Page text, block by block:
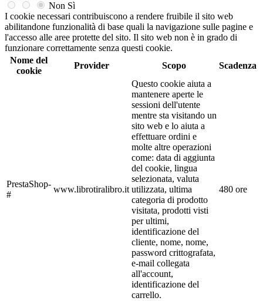
Non Sì
I cookie necessari contribuiscono a rendere fruibile il sito web
abilitandone funzionalità di base quali la navigazione sulle pagine e
l'accesso alle aree protette del sito. Il sito web non è in grado di
funzionare correttamente senza questi cookie.
Nome del
cookie
Provider Scopo Scadenza
PrestaShop-
#
www.librotiralibro.it
Questo cookie aiuta a
mantenere aperte le
sessioni dell'utente
mentre sta visitando un
sito web e lo aiuta a
effettuare ordini e
molte altre operazioni
come: data di aggiunta
del cookie, lingua
selezionata, valuta
utilizzata, ultima
categoria di prodotto
visitata, prodotti visti
per ultimi,
identificazione del
cliente, nome, nome,
password crittografata,
e-mail collegata
all'account,
identificazione del
carrello.
480 ore